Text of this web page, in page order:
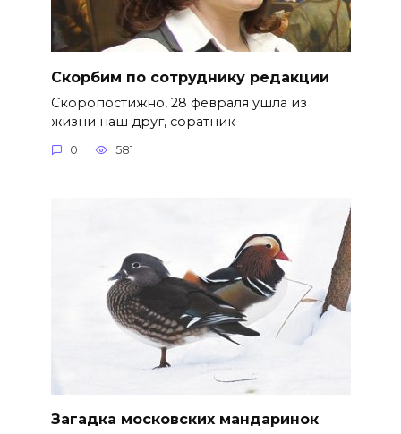
Скорбим по сотруднику редакции
Скоропостижно, 28 февраля ушла из
жизни наш друг, соратник
0 581
Загадка московских мандаринок